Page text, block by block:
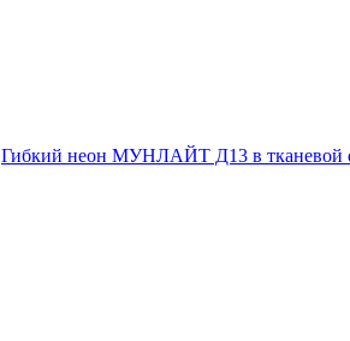
Гибкий неон МУНЛАЙТ Д13 в тканевой